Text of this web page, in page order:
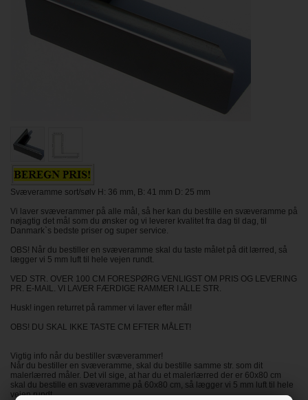
Svæveramme sort/sølv H: 36 mm, B: 41 mm D: 25 mm
Vi laver svæverammer på alle mål, så her kan du bestille en svæveramme på
nøjagtig det mål som du ønsker og vi leverer kvalitet fra dag til dag, til
Danmark`s bedste priser og super service.
OBS! Når du bestiller en svæveramme skal du taste målet på dit lærred, så
lægger vi 5 mm luft til hele vejen rundt.
VED STR. OVER 100 CM FORESPØRG VENLIGST OM PRIS OG LEVERING
PR. E-MAIL. VI LAVER FÆRDIGE RAMMER I ALLE STR.
Husk! ingen returret på rammer vi laver efter mål!
OBS! DU SKAL IKKE TASTE CM EFTER MÅLET!
Vigtig info når du bestiller svæverammer!
Når du bestiller en svæveramme, skal du bestille samme str. som dit
malerlærred måler. Det vil sige, at har du et malerlærred der er 60x80 cm
skal du bestille en svæveramme på 60x80 cm, så lægger vi 5 mm luft til hele
vejen rundt.